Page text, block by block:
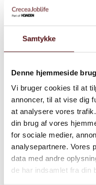
Samtykke
Denne hjemmeside
Vi bruger cookies til at
annoncer, til at vise dig
at analysere vores
din brug af vores
for sociale medier,
analysepartnere. Vores
data med andre
de har indsamlet fra din
jan@joblife.dk
Jesper Rune Bak
Cand.Scient Kemi
Sikkerhedsrådgiver